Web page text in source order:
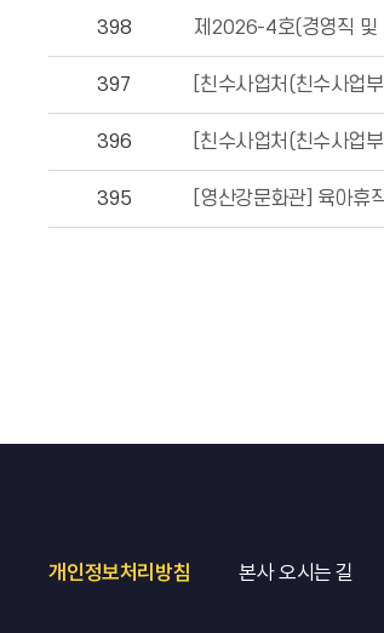
398 제2026-4호(경영직 및
397 [친수사업처(친수사업
396 [친수사업처(친수사업
395 [영산강문화관] 육아휴
개인정보처리방침 본사 오시는 길